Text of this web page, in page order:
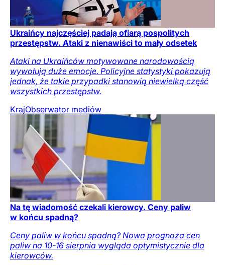
Ukraińcy najczęściej padają ofiarą pospolitych
przestępstw. Ataki z nienawiści to mały odsetek
Ataki na Ukraińców motywowane narodowością
wywołują duże emocje. Policyjne statystyki pokazują
jednak, że takie przypadki stanowią niewielką część
wszystkich przestępstw.
KrajObserwator mediów
Na tę wiadomość czekali kierowcy. Ceny paliw
w końcu spadną?
Ceny paliw w końcu spadną? Nowa prognoza cen
paliw na 10-16 sierpnia wygląda optymistycznie dla
kierowców.